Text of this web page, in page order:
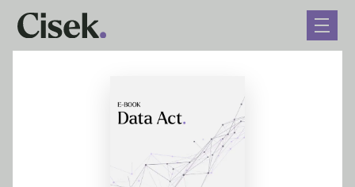
Jak si založit s.r.o.